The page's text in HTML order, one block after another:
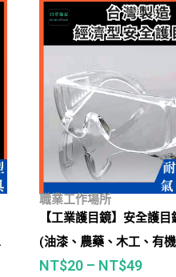
職業工作場所
【工業護目鏡】安全護
(油漆、農藥、木工、有
塵、飛沫等)
NT$20 – NT$49